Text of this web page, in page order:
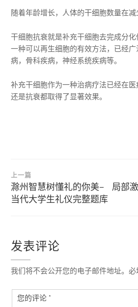
随着年龄增长，人体的干细胞数量在
干细胞抗衰就是补充干细胞去完成分
一种可以再生细胞的有效方法， 已经
病，骨科疾病，神经系统疾病等。
补充干细胞作为一种治病疗法已经在
还是抗衰都取得了显著效果。
文
章
上一篇
滁州智慧树懂礼的你美–
当代大学生礼仪完整题库
局部
发表评论
我们将不会公开您的电子邮件地址。必